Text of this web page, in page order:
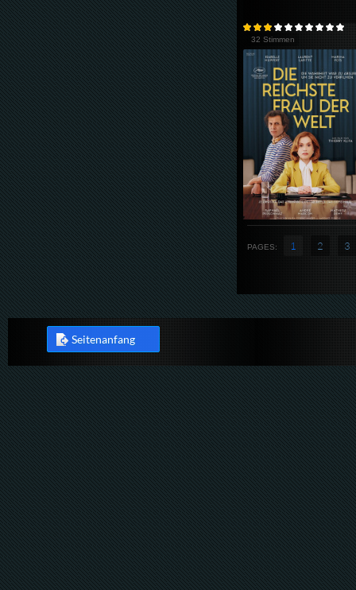
32 Stimmen
PAGES: 1 2 3
Seitenanfang